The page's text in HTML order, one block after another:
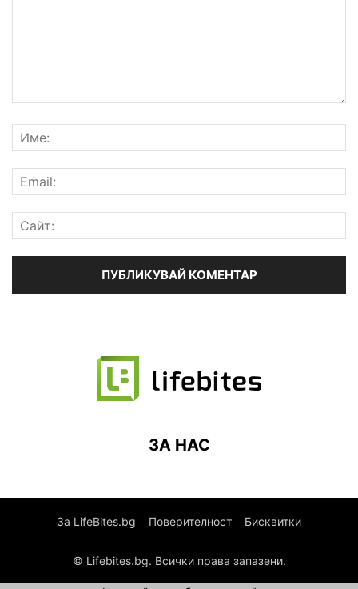
ЗА НАС
За LifeBites.bg Поверителност Бисквитки
© Lifebites.bg. Всички права запазени.